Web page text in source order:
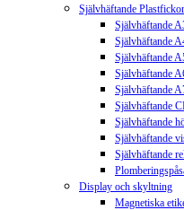
Självhäftande Plastfickor
Självhäftande
Självhäftande
Självhäftande
Självhäftande
Självhäftande
Självhäftande
Självhäftande
Självhäftande
Självhäftande
Display och skyltning
Magnetiska